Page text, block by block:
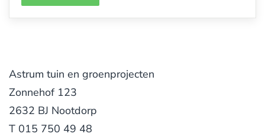
Astrum tuin en groenprojecten
Zonnehof 123
2632 BJ Nootdorp
T 015 750 49 48